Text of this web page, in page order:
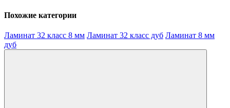
Похожие категории
Ламинат 32 класс 8 мм Ламинат 32 класс дуб Ламинат 8 мм
дуб